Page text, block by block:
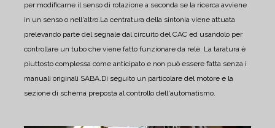
per modificarne il senso di rotazione a seconda se la ricerca avviene
in un senso o nell'altro.La centratura della sintonia viene attuata
prelevando parte del segnale dal circuito del CAC ed usandolo per
controllare un tubo che viene fatto funzionare da relè. La taratura è
piuttosto complessa come anticipato e non può essere fatta senza i
manuali originali SABA.Di seguito un particolare del motore e la
sezione di schema preposta al controllo dell'automatismo.